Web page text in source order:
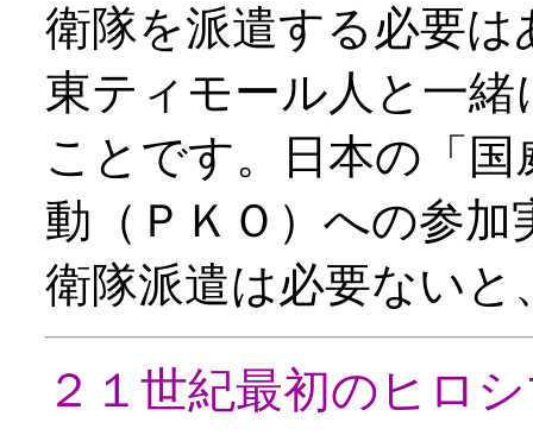
衛隊を派遣する必要
東ティモール人と一
ことです。日本の「
動（ＰＫＯ）への参
衛隊派遣は必要ない
２１世紀最初のヒロ